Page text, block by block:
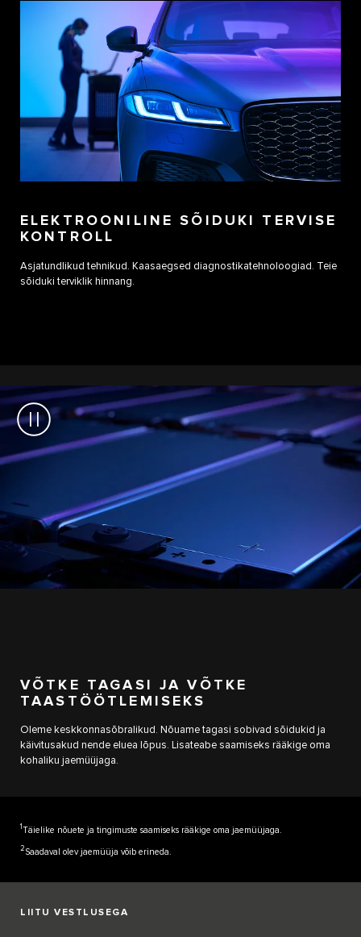
ELEKTROONILINE SÕIDUKI TERVISE
KONTROLL
Asjatundlikud tehnikud. Kaasaegsed diagnostikatehnoloogiad. Teie
sõiduki terviklik hinnang.
VÕTKE TAGASI JA VÕTKE
TAASTÖÖTLEMISEKS
Oleme keskkonnasõbralikud. Nõuame tagasi sobivad sõidukid ja
käivitusakud nende eluea lõpus. Lisateabe saamiseks rääkige oma
kohaliku jaemüüjaga.
1Täielike nõuete ja tingimuste saamiseks rääkige oma jaemüüjaga.
2Saadaval olev jaemüüja võib erineda.
LIITU VESTLUSEGA